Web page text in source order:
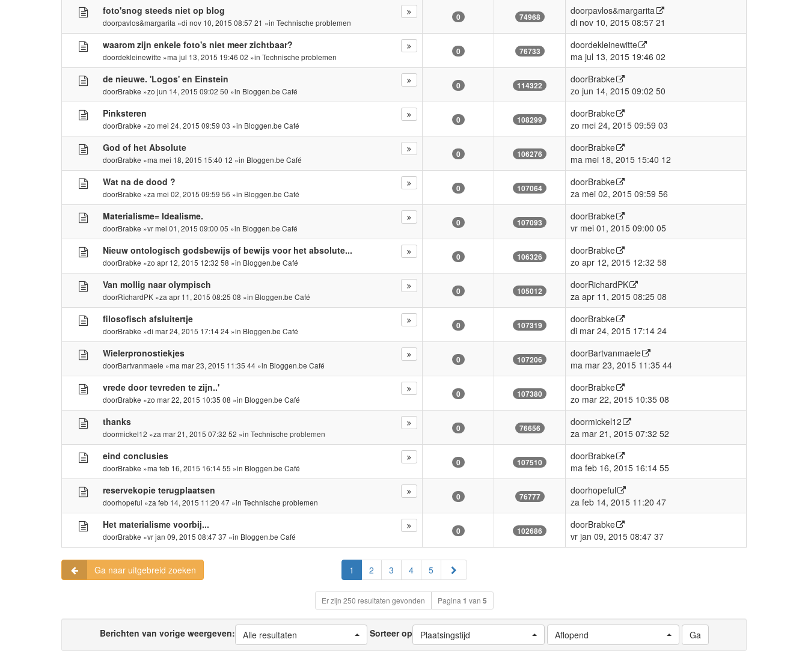
foto'snog steeds niet op blog
doorpavlos&margarita »di nov 10, 2015 08:57 21 »inTechnische problemen
0 74968
doorpavlos&margarita
di nov 10, 2015 08:57 21
waarom zijn enkele foto's niet meer zichtbaar?
doordekleinewitte »ma jul 13, 2015 19:46 02 »inTechnische problemen
0 76733
doordekleinewitte
ma jul 13, 2015 19:46 02
de nieuwe. 'Logos' en Einstein
doorBrabke »zo jun 14, 2015 09:02 50 »in Bloggen.be Café
0 114322
doorBrabke
zo jun 14, 2015 09:02 50
Pinksteren
doorBrabke »zo mei 24, 2015 09:59 03 »in Bloggen.be Café
0 108299
doorBrabke
zo mei 24, 2015 09:59 03
God of het Absolute
doorBrabke »ma mei 18, 2015 15:40 12 »in Bloggen.be Café
0 106276
doorBrabke
ma mei 18, 2015 15:40 12
Wat na de dood ?
doorBrabke »za mei 02, 2015 09:59 56 »in Bloggen.be Café
0 107064
doorBrabke
za mei 02, 2015 09:59 56
Materialisme= Idealisme.
doorBrabke »vr mei 01, 2015 09:00 05 »in Bloggen.be Café
0 107093
doorBrabke
vr mei 01, 2015 09:00 05
Nieuw ontologisch godsbewijs of bewijs voor het absolute...
doorBrabke »zo apr 12, 2015 12:32 58 »in Bloggen.be Café
0 106326
doorBrabke
zo apr 12, 2015 12:32 58
Van mollig naar olympisch
doorRichardPK »za apr 11, 2015 08:25 08 »in Bloggen.be Café
0 105012
doorRichardPK
za apr 11, 2015 08:25 08
filosofisch afsluitertje
doorBrabke »di mar 24, 2015 17:14 24 »in Bloggen.be Café
0 107319
doorBrabke
di mar 24, 2015 17:14 24
Wielerpronostiekjes
doorBartvanmaele »ma mar 23, 2015 11:35 44 »in Bloggen.be Café
0 107206
doorBartvanmaele
ma mar 23, 2015 11:35 44
vrede door tevreden te zijn..'
doorBrabke »zo mar 22, 2015 10:35 08 »in Bloggen.be Café
0 107380
doorBrabke
zo mar 22, 2015 10:35 08
thanks
doormickel12 »za mar 21, 2015 07:32 52 »inTechnische problemen
0 76656
doormickel12
za mar 21, 2015 07:32 52
eind conclusies
doorBrabke »ma feb 16, 2015 16:14 55 »in Bloggen.be Café
0 107510
doorBrabke
ma feb 16, 2015 16:14 55
reservekopie terugplaatsen
doorhopeful »za feb 14, 2015 11:20 47 »inTechnische problemen
0 76777
doorhopeful
za feb 14, 2015 11:20 47
Het materialisme voorbij...
doorBrabke »vr jan 09, 2015 08:47 37 »in Bloggen.be Café
0 102686
doorBrabke
vr jan 09, 2015 08:47 37
Ga naar uitgebreid zoeken 1 2 3 4 5 Volgende
Er zijn 250 resultaten gevonden Pagina 1 van 5
Berichten van vorige weergeven: Alle resultaten Sorteer op Plaatsingstijd Aflopend